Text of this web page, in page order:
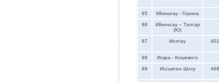
85 Ийиньтау - Горина
86
Ийиньтау – Талгар
(Ю)
87 Инэтау
88 Искра - Кошевого
89 Иссыктен Шоху